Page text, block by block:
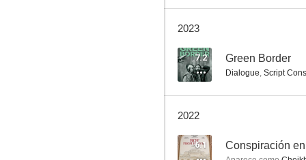
2023
7.2 Green Border
Dialogue, Script
2022
6.1 Conspiración